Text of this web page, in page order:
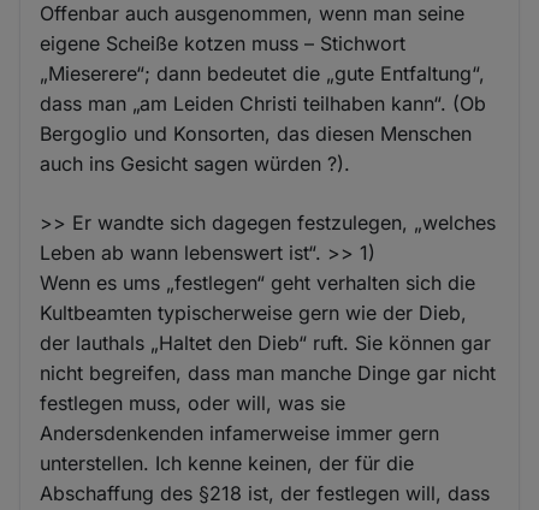
Offenbar auch ausgenommen, wenn man seine
eigene Scheiße kotzen muss – Stichwort
„Mieserere“; dann bedeutet die „gute Entfaltung“,
dass man „am Leiden Christi teilhaben kann“. (Ob
Bergoglio und Konsorten, das diesen Menschen
auch ins Gesicht sagen würden ?).
>> Er wandte sich dagegen festzulegen, „welches
Leben ab wann lebenswert ist“. >> 1)
Wenn es ums „festlegen“ geht verhalten sich die
Kultbeamten typischerweise gern wie der Dieb,
der lauthals „Haltet den Dieb“ ruft. Sie können gar
nicht begreifen, dass man manche Dinge gar nicht
festlegen muss, oder will, was sie
Andersdenkenden infamerweise immer gern
unterstellen. Ich kenne keinen, der für die
Abschaffung des §218 ist, der festlegen will, dass